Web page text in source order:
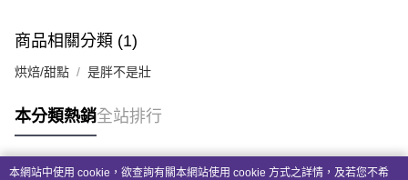
５．嚴禁一人註冊多個帳號或使用他人資訊註冊。若發現惡意使用之情形，
商品相關分類 (1)
烘焙/甜點 是胖不是壯
本分類熱銷全站排行
本網站中使用 cookie，欲查詢有關本網站使用 cookie 方式之詳情，及若您不希